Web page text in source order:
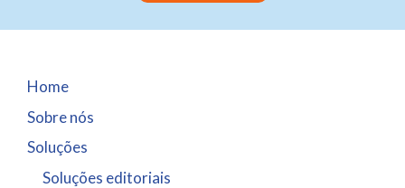
Home
Sobre nós
Soluções
Soluções editoriais